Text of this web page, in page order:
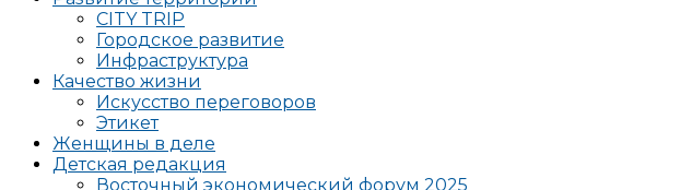
CITY TRIP
Городское развитие
Инфраструктура
Качество жизни
Искусство переговоров
Этикет
Женщины в деле
Детская редакция
Восточный экономический форум 2025